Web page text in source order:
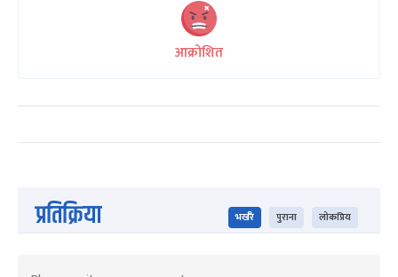
आक्रोशित
प्रतिक्रिया भर्खरै पुराना लोकप्रिय